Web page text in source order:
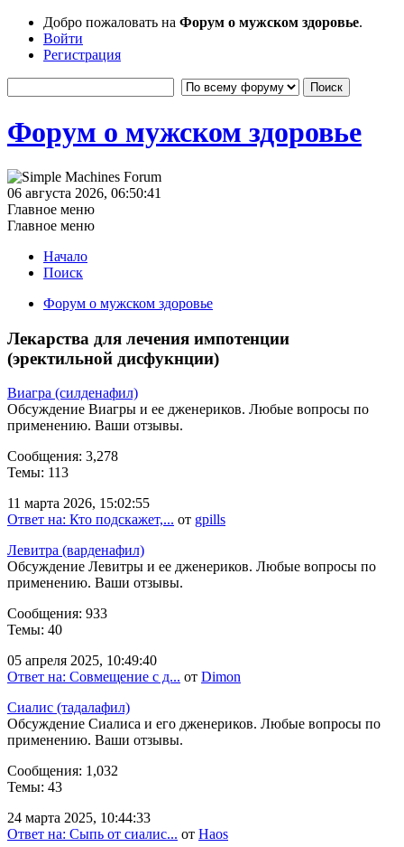
Добро пожаловать на Форум о мужском здоровье.
Войти
Регистрация
Форум о мужском здоровье
06 августа 2026, 06:50:41
Главное меню
Главное меню
Начало
Поиск
Форум о мужском здоровье
Лекарства для лечения импотенции
(эректильной дисфукнции)
Виагра (силденафил)
Обсуждение Виагры и ее дженериков. Любые вопросы по
применению. Ваши отзывы.
Сообщения: 3,278
Темы: 113
11 марта 2026, 15:02:55
Ответ на: Кто подскажет,... от gpills
Левитра (варденафил)
Обсуждение Левитры и ее дженериков. Любые вопросы по
применению. Ваши отзывы.
Сообщения: 933
Темы: 40
05 апреля 2025, 10:49:40
Ответ на: Совмещение с д... от Dimon
Сиалис (тадалафил)
Обсуждение Сиалиса и его дженериков. Любые вопросы по
применению. Ваши отзывы.
Сообщения: 1,032
Темы: 43
24 марта 2025, 10:44:33
Ответ на: Сыпь от сиалис... от Haos